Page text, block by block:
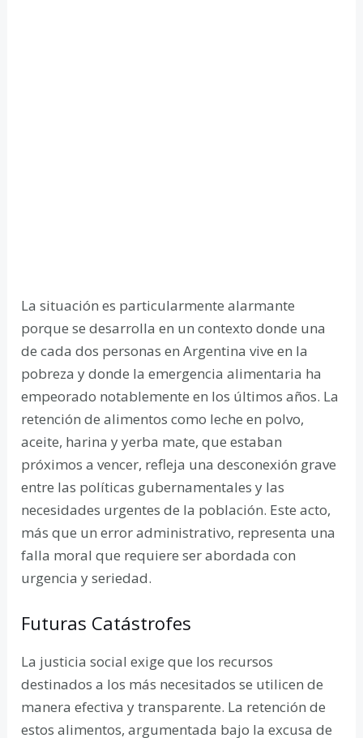
La situación es particularmente alarmante
porque se desarrolla en un contexto donde una
de cada dos personas en Argentina vive en la
pobreza y donde la emergencia alimentaria ha
empeorado notablemente en los últimos años. La
retención de alimentos como leche en polvo,
aceite, harina y yerba mate, que estaban
próximos a vencer, refleja una desconexión grave
entre las políticas gubernamentales y las
necesidades urgentes de la población. Este acto,
más que un error administrativo, representa una
falla moral que requiere ser abordada con
urgencia y seriedad.
Futuras Catástrofes
La justicia social exige que los recursos
destinados a los más necesitados se utilicen de
manera efectiva y transparente. La retención de
estos alimentos, argumentada bajo la excusa de